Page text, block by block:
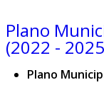
Plano
(2022 -
Plano